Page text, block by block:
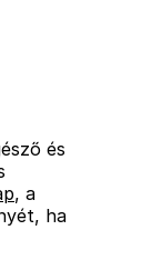
és
, a
ha